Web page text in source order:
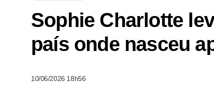
Sophie Charlotte
país onde nasceu
10/06/2026 18h56